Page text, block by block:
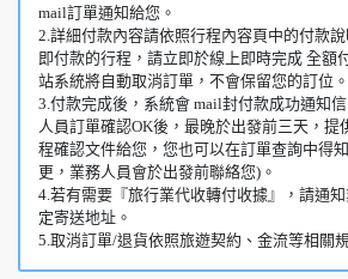
mail訂單通知給您。
2.詳細付款內容請依照行程內容頁中的付款
即付款的行程，請立即於線上即時完成 全額
站系統將自動取消訂單，不會保留您的訂位。
3.付款完成後，系統會 mail封付款成功通知
人員訂單確認OK後，最晚於出發前三天，提
程確認文件給您，您也可以在訂單查詢中得
更，業務人員會於出發前聯絡您)。
4.若有需要『旅行業代收轉付收據』，請通
定寄送地址。
5.取消訂單/退貨依照旅遊契約、金流等相關